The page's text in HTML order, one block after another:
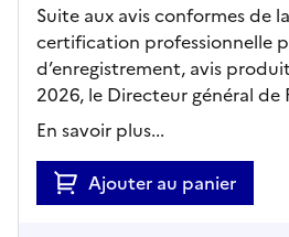
Suite aux avis conformes de
certification professionnelle
d’enregistrement, avis
2026, le Directeur général de
En savoir plus...
Ajouter au panier